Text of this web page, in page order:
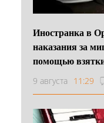
Иностранка в
наказания за
помощью
9 августа 11:29